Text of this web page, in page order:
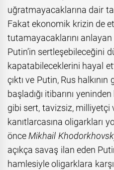
uğratmayacaklarına dair
Fakat ekonomik krizin de
tutamayacaklarını anlayan
Putin’in sertleşebileceğini
kapatabileceklerini hayal
çıktı ve Putin, Rus
başladığı itibarını
gibi sert, tavizsiz, milliyetçi
kanıtlarcasına oligarkları
önce Mikhail
açıkça savaş ilan eden
hamlesiyle oligarklara